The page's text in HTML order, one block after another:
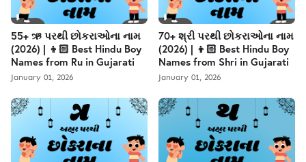
55+ ઋ પરથી છોકરાઓના નામ
(2026) | 👦🏻 Best Hindu Boy
Names from Ru in Gujarati
January 01, 2026
70+ શ્રી પરથી છોકરાઓના નામ
(2026) | 👦🏻 Best Hindu Boy
Names from Shri in Gujarati
January 01, 2026